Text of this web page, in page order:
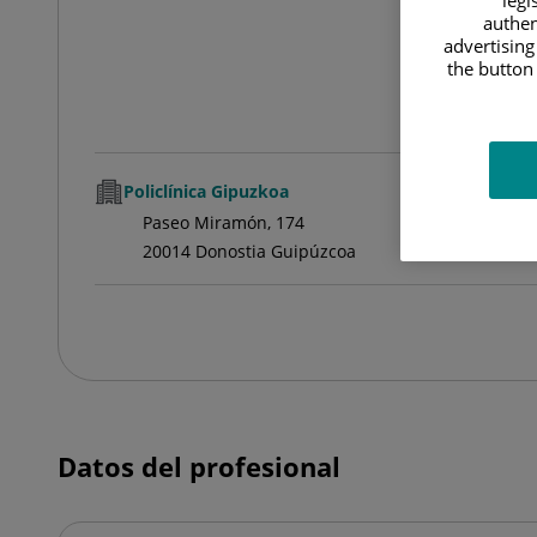
Policlínica Gipuzkoa
Paseo Miramón, 174
20014 Donostia Guipúzcoa
Datos del profesional
the button